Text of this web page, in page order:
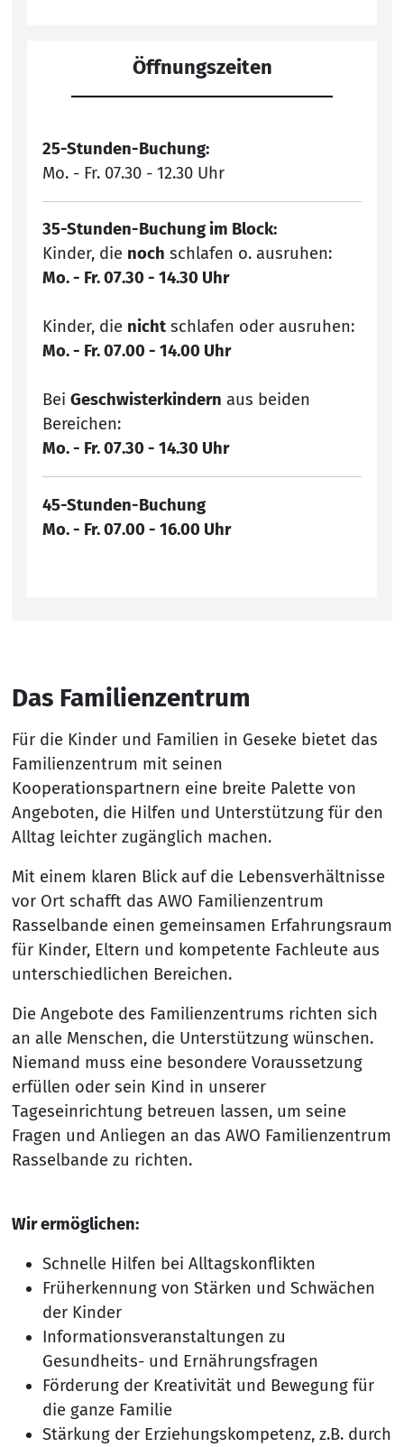
Öffnungszeiten
25-Stunden-Buchung:
Mo. - Fr. 07.30 - 12.30 Uhr
35-Stunden-Buchung im Block:
Kinder, die noch schlafen o. ausruhen:
Mo. - Fr. 07.30 - 14.30 Uhr
Kinder, die nicht schlafen oder ausruhen:
Mo. - Fr. 07.00 - 14.00 Uhr
BeiGeschwisterkindern aus beiden
Bereichen:
Mo. - Fr. 07.30 - 14.30 Uhr
45-Stunden-Buchung
Mo. - Fr. 07.00 - 16.00 Uhr
Das Familienzentrum
Für die Kinder und Familien in Geseke bietet das
Familienzentrum mit seinen
Kooperationspartnern eine breite Palette von
Angeboten, die Hilfen und Unterstützung für den
Alltag leichter zugänglich machen.
Mit einem klaren Blick auf die Lebensverhältnisse
vor Ort schafft das AWO Familienzentrum
Rasselbande einen gemeinsamen Erfahrungsraum
für Kinder, Eltern und kompetente Fachleute aus
unterschiedlichen Bereichen.
Die Angebote des Familienzentrums richten sich
an alle Menschen, die Unterstützung wünschen.
Niemand muss eine besondere Voraussetzung
erfüllen oder sein Kind in unserer
Tageseinrichtung betreuen lassen, um seine
Fragen und Anliegen an das AWO Familienzentrum
Rasselbande zu richten.
Wir ermöglichen:
Schnelle Hilfen bei Alltagskonflikten
Früherkennung von Stärken und Schwächen
der Kinder
Informationsveranstaltungen zu
Gesundheits- und Ernährungsfragen
Förderung der Kreativität und Bewegung für
die ganze Familie
Stärkung der Erziehungskompetenz, z.B. durch